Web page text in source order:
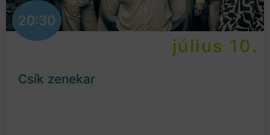
20:30
július 10.
Csík zenekar